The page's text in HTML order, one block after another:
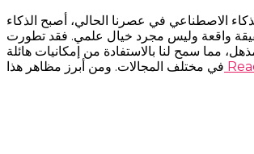
الاصطناعي في عصرنا الحالي، أصبح الذكاء
واقعة وليس مجرد خيال علمي. فقد تطورت
مما سمح لنا بالاستفادة من إمكانيات هائلة
في مختلف المجالات. ومن أبرز مظاهر هذا